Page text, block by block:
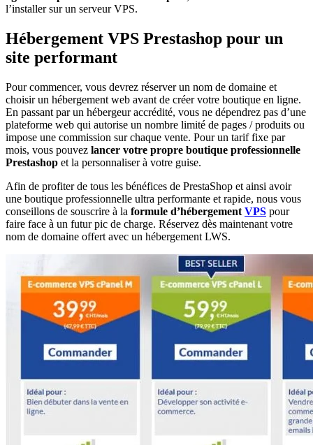
l’installer sur un serveur VPS.
Hébergement VPS Prestashop pour un
site performant
Pour commencer, vous devrez réserver un nom de domaine et
choisir un hébergement web avant de créer votre boutique en ligne.
En passant par un hébergeur accrédité, vous ne dépendrez pas d’une
plateforme web qui autorise un nombre limité de pages / produits ou
impose une commission sur chaque vente. Pour un tarif fixe par
mois, vous pouvez lancer votre propre boutique professionnelle
Prestashop et la personnaliser à votre guise.
Afin de profiter de tous les bénéfices de PrestaShop et ainsi avoir
une boutique professionnelle ultra performante et rapide, nous vous
conseillons de souscrire à la formule d’hébergement VPS pour
faire face à un futur pic de charge. Réservez dès maintenant votre
nom de domaine offert avec un hébergement LWS.